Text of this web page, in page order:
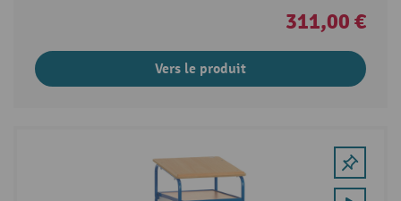
311,00 €
Vers le produit